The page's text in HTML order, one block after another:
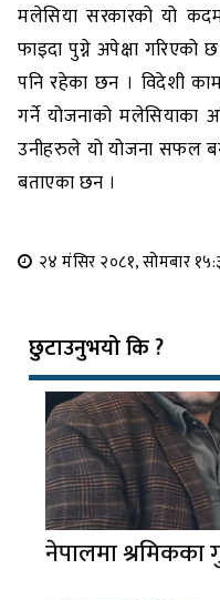
मलेसिया सरकारको यो
फाइदा पुग्ने अपेक्षा
पनि रहेका छन । विदेशी
गर्ने योजनाको मलेसियाका
उनीहरुले यो योजना सफल
बताएका छन ।
२४ मंसिर २०८१, सोमबार
छुटाउनुभयो कि ?
नेपालमा श्रमिकका